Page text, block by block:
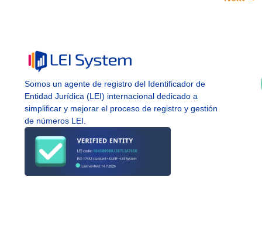
Somos un agente de registro del Identificador de
Entidad Jurídica (LEI) internacional dedicado a
simplificar y mejorar el proceso de registro y gestión
de números LEI.